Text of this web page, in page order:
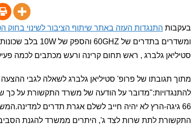
בעקבות התנגדות העזה באתר שיתוף הציבור לשינוי בחוק
ומשדרים בתדרים של 60GHZ והספק של 10W בלב שכונות ועל בתים (כתבנו על כך
סטיליאן גלברג , ראש תחום קרינה ורעש מכתבים לכמה
מתוך תגובתו של פרופ' סטיליאן גלברג לשאלה לגבי
66 גיגה-הרץ לא יהיה חייב לשלם אגרת תדרים
התקשורת לתת שרות לצד ג', היתרים ממשרד להגנת